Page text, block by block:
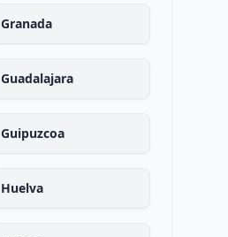
Granada
Guadalajara
Guipuzcoa
Huelva